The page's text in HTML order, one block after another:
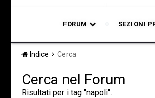
FORUM SEZIONI
Indice Cerca
Cerca nel Forum
Risultati per i tag ''napoli''.